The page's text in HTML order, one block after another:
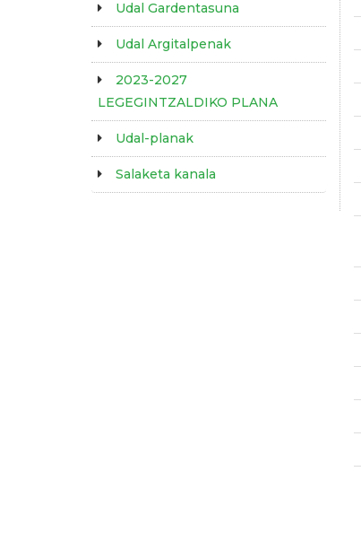
Udal Gardentasuna
Udal Argitalpenak
2023-2027
LEGEGINTZALDIKO PLANA
Udal-planak
Salaketa kanala